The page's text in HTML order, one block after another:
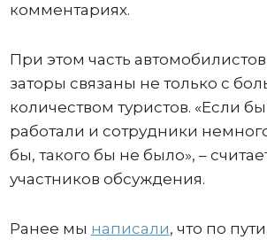
комментариях.
При этом часть автомобилистов
заторы связаны не только с
количеством туристов. «Если
работали и сотрудники
бы, такого бы не было», –
участников обсуждения.
Ранее мы написали, что по